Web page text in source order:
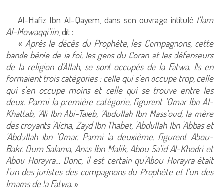
Al-Hafiz Ibn Al-Qayem, dans son ouvrage intitulé I'lam
Al-Mowaqqi'iin, dit :
« Après le décès du Prophète, les Compagnons, cette
bande bénie de la foi, les gens du Coran et les défenseurs
de la religion d'Allah, se sont occupés de la Fatwa. Ils en
formaient trois catégories : celle qui s'en occupe trop, celle
qui s'en occupe moins et celle qui se trouve entre les
deux. Parmi la première catégorie, figurent 'Omar Ibn Al-
Khattab, 'Ali Ibn Abi-Taleb, 'Abdullah Ibn Mass'oud, la mère
des croyants 'Aicha, Zayd Ibn Thabet, 'Abdullah Ibn 'Abbas et
'Abdullah Ibn 'Omar. Parmi la deuxième, figurent Abou-
Bakr, Oum Salama, Anas Ibn Malik, Abou Sa'id Al-Khodri et
Abou Horayra… Donc, il est certain qu'Abou Horayra était
l'un des juristes des compagnons du Prophète et l'un des
Imams de la Fatwa. »